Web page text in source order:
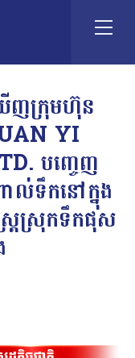
ើញក្រុមហ៊ុន
YI
បញ្ចេញ
ល់ទឹកនៅក្នុង
ត្រស្រុកទឹកផុស